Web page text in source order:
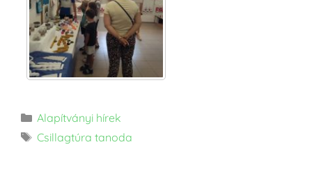
Alapítványi hírek
Csillagtúra tanoda